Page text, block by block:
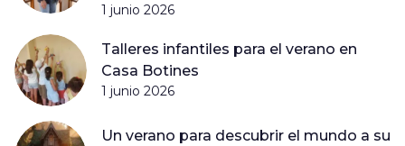
1 junio 2026
Talleres infantiles para el verano en
Casa Botines
1 junio 2026
Un verano para descubrir el mundo a su